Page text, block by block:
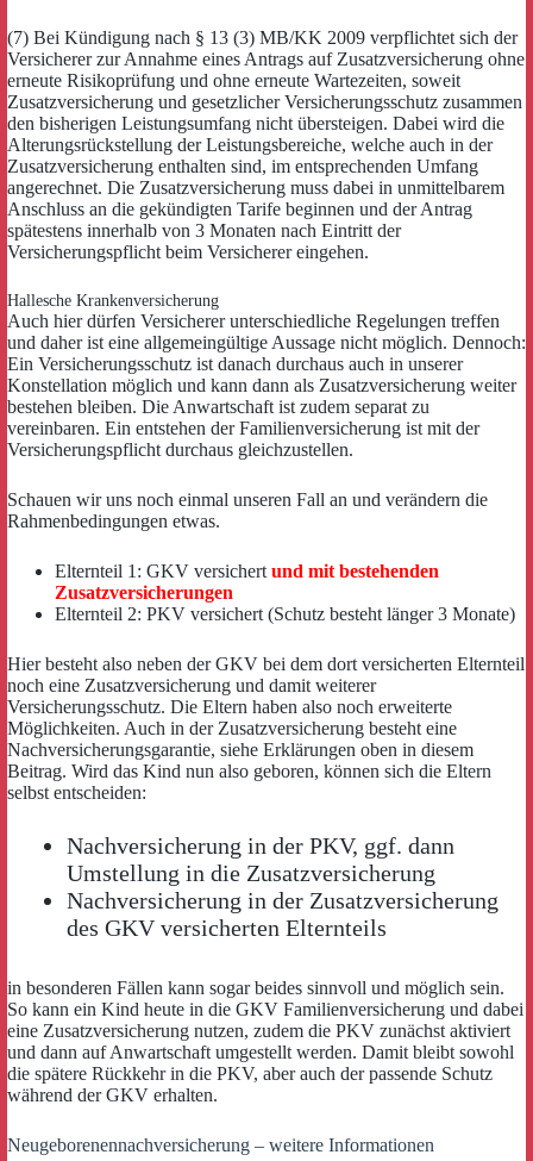
(7) Bei Kündigung nach § 13 (3) MB/KK 2009 verpflichtet sich der
Versicherer zur Annahme eines Antrags auf Zusatzversicherung ohne
erneute Risikoprüfung und ohne erneute Wartezeiten, soweit
Zusatzversicherung und gesetzlicher Versicherungsschutz zusammen
den bisherigen Leistungsumfang nicht übersteigen. Dabei wird die
Alterungsrückstellung der Leistungsbereiche, welche auch in der
Zusatzversicherung enthalten sind, im entsprechenden Umfang
angerechnet. Die Zusatzversicherung muss dabei in unmittelbarem
Anschluss an die gekündigten Tarife beginnen und der Antrag
spätestens innerhalb von 3 Monaten nach Eintritt der
Versicherungspflicht beim Versicherer eingehen.
Hallesche Krankenversicherung
Auch hier dürfen Versicherer unterschiedliche Regelungen treffen
und daher ist eine allgemeingültige Aussage nicht möglich. Dennoch:
Ein Versicherungsschutz ist danach durchaus auch in unserer
Konstellation möglich und kann dann als Zusatzversicherung weiter
bestehen bleiben. Die Anwartschaft ist zudem separat zu
vereinbaren. Ein entstehen der Familienversicherung ist mit der
Versicherungspflicht durchaus gleichzustellen.
Schauen wir uns noch einmal unseren Fall an und verändern die
Rahmenbedingungen etwas.
Elternteil 1: GKV versichert und mit bestehenden
Zusatzversicherungen
Elternteil 2: PKV versichert (Schutz besteht länger 3 Monate)
Hier besteht also neben der GKV bei dem dort versicherten Elternteil
noch eine Zusatzversicherung und damit weiterer
Versicherungsschutz. Die Eltern haben also noch erweiterte
Möglichkeiten. Auch in der Zusatzversicherung besteht eine
Nachversicherungsgarantie, siehe Erklärungen oben in diesem
Beitrag. Wird das Kind nun also geboren, können sich die Eltern
selbst entscheiden:
Nachversicherung in der PKV, ggf. dann
Umstellung in die Zusatzversicherung
Nachversicherung in der Zusatzversicherung
des GKV versicherten Elternteils
in besonderen Fällen kann sogar beides sinnvoll und möglich sein.
So kann ein Kind heute in die GKV Familienversicherung und dabei
eine Zusatzversicherung nutzen, zudem die PKV zunächst aktiviert
und dann auf Anwartschaft umgestellt werden. Damit bleibt sowohl
die spätere Rückkehr in die PKV, aber auch der passende Schutz
während der GKV erhalten.
Neugeborenennachversicherung – weitere Informationen